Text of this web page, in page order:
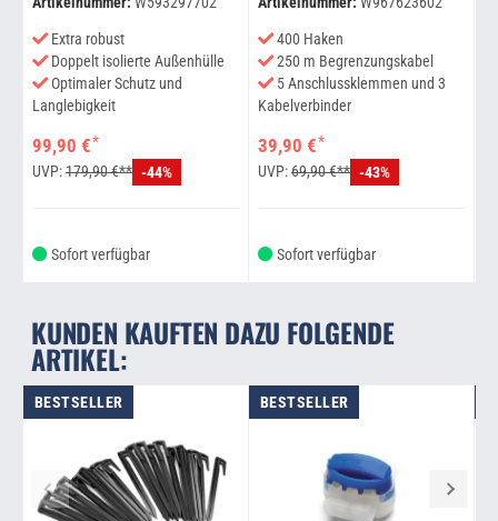
Extra robust
Doppelt isolierte Außenhülle
Optimaler Schutz und
Langlebigkeit
99,90 €*
UVP:179,90 €** -44%
Sofort verfügbar
400 Haken
250 m Begrenzungskabel
5 Anschlussklemmen und 3
Kabelverbinder
39,90 €*
UVP:69,90 €** -43%
Sofort verfügbar
KUNDEN KAUFTEN DAZU FOLGENDE
ARTIKEL:
BESTSELLER BESTSELLER